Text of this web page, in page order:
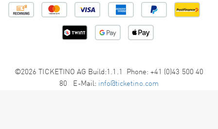
©2026 TICKETINO AG Build:1.1.1 Phone: +41 (0)43 500 40
80 E-Mail: info@ticketino.com